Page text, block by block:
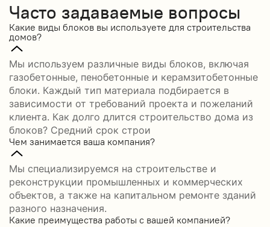
Часто задаваемые вопросы
Какие виды блоков вы используете для строительства
домов?
Мы используем различные виды блоков, включая
газобетонные, пенобетонные и керамзитобетонные
блоки. Каждый тип материала подбирается в
зависимости от требований проекта и пожеланий
клиента. Как долго длится строительство дома из
блоков? Средний срок строи
Чем занимается ваша компания?
Мы специализируемся на строительстве и
реконструкции промышленных и коммерческих
объектов, а также на капитальном ремонте зданий
разного назначения.
Какие преимущества работы с вашей компанией?